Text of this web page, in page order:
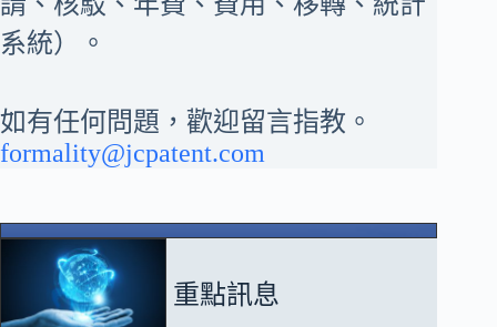
系統）。
如有任何問題，歡迎留言指教。
formality@jcpatent.com
重點訊息